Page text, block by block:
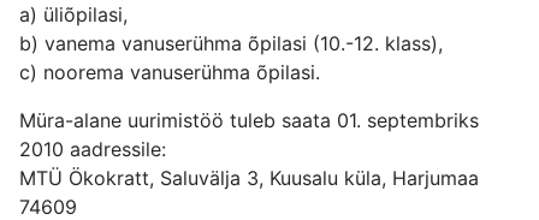
a) üliõpilasi,
b) vanema vanuserühma õpilasi (10.-12. klass),
c) noorema vanuserühma õpilasi.
Müra-alane uurimistöö tuleb saata 01. septembriks
2010 aadressile:
MTÜ Ökokratt, Saluvälja 3, Kuusalu küla, Harjumaa
74609